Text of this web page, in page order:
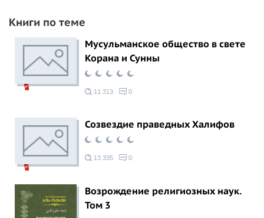
Книги по теме
Мусульманское общество в свете
Корана и Сунны
11 313 0
Созвездие праведных Халифов
13 335 0
Возрождение религиозных наук.
Том 3